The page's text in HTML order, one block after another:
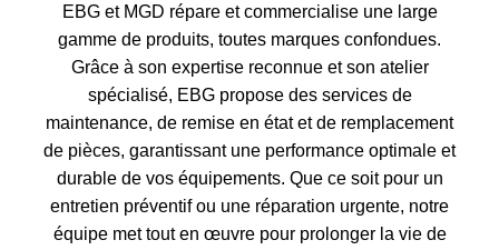
EBG et MGD répare et commercialise une large
gamme de produits, toutes marques confondues.
Grâce à son expertise reconnue et son atelier
spécialisé, EBG propose des services de
maintenance, de remise en état et de remplacement
de pièces, garantissant une performance optimale et
durable de vos équipements. Que ce soit pour un
entretien préventif ou une réparation urgente, notre
équipe met tout en œuvre pour prolonger la vie de